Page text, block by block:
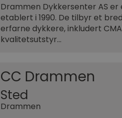
Drammen Dykkersenter AS
etablert i 1990. De tilbyr et
erfarne dykkere, inkludert
kvalitetsutstyr…
CC Drammen
Sted
Drammen